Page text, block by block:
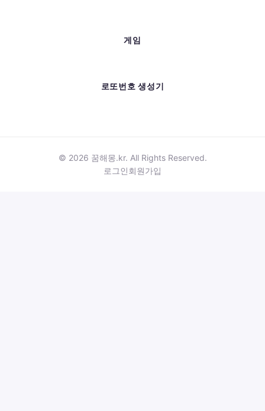
게임
로또번호 생성기
© 2026 꿈해몽.kr. All Rights Reserved.
로그인회원가입